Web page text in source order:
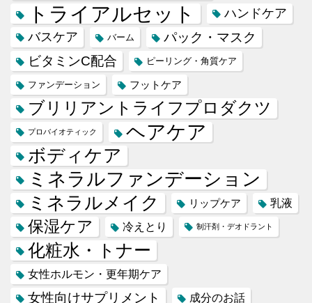
トライアルセット
ハンドケア
バスケア
バーム
パック・マスク
ビタミンC配合
ピーリング・角質ケア
ファンデーション フットケア
ブリリアントライフプロダクツ
プロバイオティック ヘアケア
ボディケア
ミネラルファンデーション
ミネラルメイク リップケア 乳液
保湿ケア 冷えとり 制汗剤・デオドラント
化粧水・トナー
女性ホルモン・更年期ケア
女性向けサプリメント 成分のお話